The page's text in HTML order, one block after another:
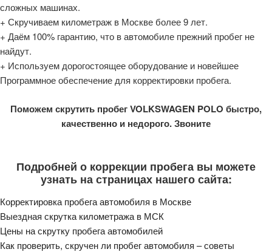
сложных машинах.
+ Скручиваем километраж в Москве более 9 лет.
+ Даём 100% гарантию, что в автомобиле прежний пробег не
найдут.
+ Используем дорогостоящее оборудование и новейшее
Программное обеспечение для корректировки пробега.
Поможем скрутить пробег VOLKSWAGEN POLO быстро,
качественно и недорого. Звоните
Подробней о коррекции пробега вы можете
узнать на страницах нашего сайта:
Корректировка пробега автомобиля в Москве
Выездная скрутка километража в МСК
Цены на скрутку пробега автомобилей
Как проверить, скручен ли пробег автомобиля – советы